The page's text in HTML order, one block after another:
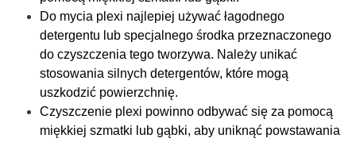
Do mycia plexi najlepiej używać łagodnego
detergentu lub specjalnego środka przeznaczonego
do czyszczenia tego tworzywa. Należy unikać
stosowania silnych detergentów, które mogą
uszkodzić powierzchnię.
Czyszczenie plexi powinno odbywać się za pomocą
miękkiej szmatki lub gąbki, aby uniknąć powstawania